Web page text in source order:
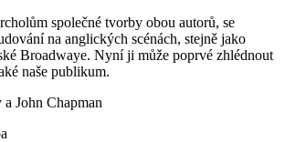
společné tvorby obou autorů, se
na anglických scénách, stejně jako
Broadwaye. Nyní ji může poprvé zhlédnout
naše publikum.
John Chapman